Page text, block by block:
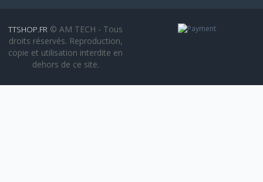
TTSHOP.FR © AM TECH - Tous
droits réservés. Reproduction,
copie et utilisation interdite en
dehors de ce site.